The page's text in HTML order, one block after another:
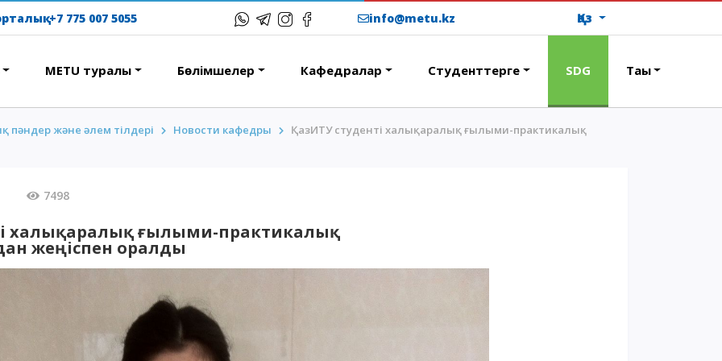
бағдарламасы
БІЛІМ БЕРУ
Магистратура
Қашықтықтан оқыту
технологиялары
ОҚУ АҚЫСЫН ТӨЛЕУ
+7 775 007 5055 info@metu.kz Қаз
METU туралы Бөлiмшелер Кафедралар Студенттерге SDG Тағы
пәндер және әлем тілдері Новости кафедры
ҚазИТУ студенті халықаралық ғылыми-практикалық
7498
халықаралық ғылыми-практикалық
жеңіспен оралды